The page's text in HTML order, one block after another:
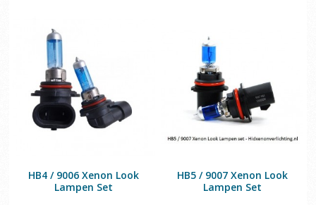
HB4 / 9006 Xenon Look
Lampen Set
HB5 / 9007 Xenon Look
Lampen Set